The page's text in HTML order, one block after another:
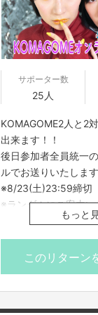
Webサイトなどに無
一切禁止となります。
※プロジェクト本文
ている【ご支援にあた
項】を必ずご一読く
サポーター数
25人
KOMAGOME2人と2
出来ます！！
後日参加者全員統一
ルでお送りいたします
※8/23(土)23:59締切
※ランダムにご案内い
開始時間にお集まり
※時間内であっても
終わり次第終了とさ
もっと
このリターン